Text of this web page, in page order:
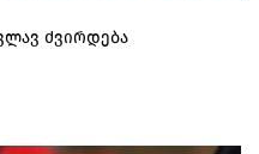
ძვირდება